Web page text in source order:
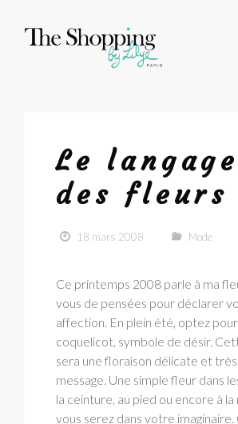
Le langage
des
18 mars 2008 Mode
Ce printemps 2008 parle à ma
vous de pensées pour déclarer
affection. En plein été, optez
coquelicot, symbole de désir.
sera une floraison délicate et
message. Une simple fleur dans
la ceinture, au pied ou encore à la
vous serez dans votre imaginaire.